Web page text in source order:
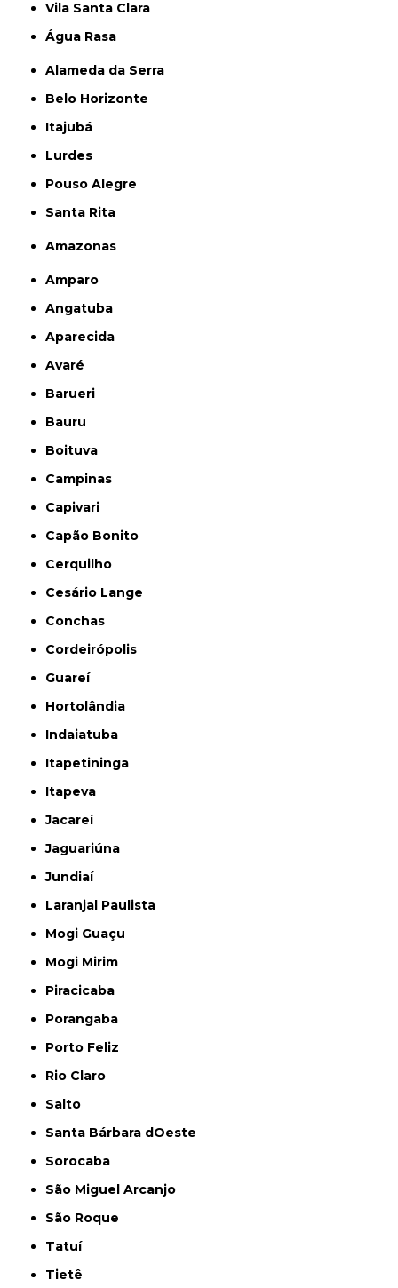
Vila Santa Clara
Água Rasa
Alameda da Serra
Belo Horizonte
Itajubá
Lurdes
Pouso Alegre
Santa Rita
Amazonas
Amparo
Angatuba
Aparecida
Avaré
Barueri
Bauru
Boituva
Campinas
Capivari
Capão Bonito
Cerquilho
Cesário Lange
Conchas
Cordeirópolis
Guareí
Hortolândia
Indaiatuba
Itapetininga
Itapeva
Jacareí
Jaguariúna
Jundiaí
Laranjal Paulista
Mogi Guaçu
Mogi Mirim
Piracicaba
Porangaba
Porto Feliz
Rio Claro
Salto
Santa Bárbara dOeste
Sorocaba
São Miguel Arcanjo
São Roque
Tatuí
Tietê